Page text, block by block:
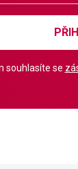
souhlasíte se